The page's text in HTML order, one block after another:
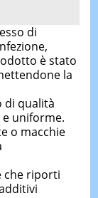
di
è stato
la
di qualità
uniforme.
o macchie
che riporti